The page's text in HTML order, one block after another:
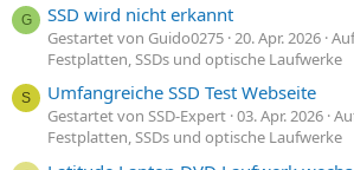
G SSD wird nicht erkannt
Gestartet von Guido0275 20. Apr. 2026
Festplatten, SSDs und optische Laufwerke
S Umfangreiche SSD Test Webseite
Gestartet von SSD-Expert 03. Apr. 2026
Festplatten, SSDs und optische Laufwerke